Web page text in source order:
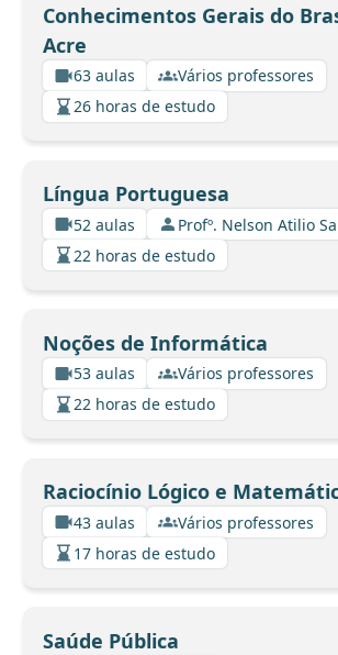
Conhecimentos Gerais do
Acre
63 aulas
Vários professores
26 horas de estudo
Língua Portuguesa
52 aulas
Profº. Nelson Atilio
22 horas de estudo
Noções de Informática
53 aulas
Vários professores
22 horas de estudo
Raciocínio Lógico e
43 aulas
Vários professores
17 horas de estudo
Saúde Pública